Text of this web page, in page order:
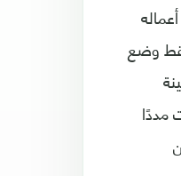
وضع
مددًا